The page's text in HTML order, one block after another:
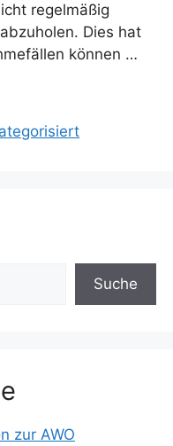
regelmäßig
Dies hat
können …
Suche
zur AWO